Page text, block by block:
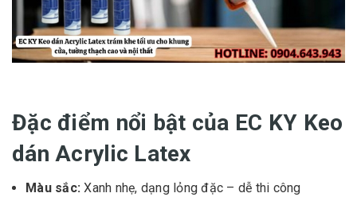
Đặc điểm nổi bật của EC KY Keo
dán Acrylic Latex
Màu sắc: Xanh nhẹ, dạng lỏng đặc – dễ thi công